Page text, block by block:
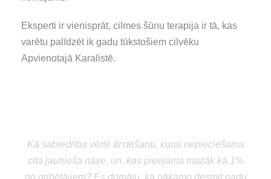
Eksperti ir vienisprāt, cilmes šūnu terapija ir tā, kas
varētu palīdzēt ik gadu tūkstošiem cilvēku
Apvienotajā Karalistē.
Kā sabiedrība vērtē ārstēšanu, kurai nepieciešama
cita jaunieša nāve, un, kas pieejama mazāk kā 1%
no gribētājiem? Es domāju, ka nākamo desmit gadu